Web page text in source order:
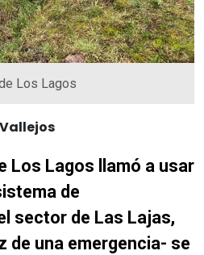
Los Lagos
Los Lagos llamó a usar
de
sector de Las Lajas,
de una emergencia- se